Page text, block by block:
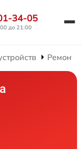
34-05
до 21:00
Ремонт